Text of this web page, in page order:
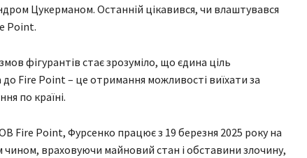
Цукерманом. Останній цікавився, чи влаштувався
Point.
фігурантів стає зрозуміло, що єдина ціль
Fire Point – це отримання можливості виїхати за
по країні.
Fire Point, Фурсенко працює з 19 березня 2025 року на
чином, враховуючи майновий стан і обставини злочину,